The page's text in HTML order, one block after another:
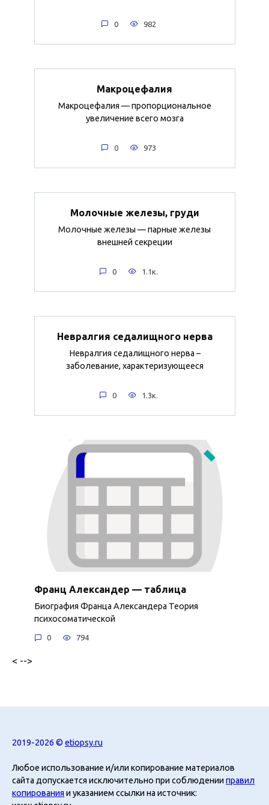
0 982
Макроцефалия
Макроцефалия — пропорциональное
увеличение всего мозга
0 973
Молочные железы, груди
Молочные железы — парные железы
внешней секреции
0 1.1к.
Невралгия седалищного нерва
Невралгия седалищного нерва –
заболевание, характеризующееся
0 1.3к.
Франц Александер — таблица
Биография Франца Александера Теория
психосоматической
0 794
< -->
2019-2026 © etiopsy.ru
Любое использование и/или копирование материалов
сайта допускается исключительно при соблюденииправил
копирования и указанием ссылки на источник: